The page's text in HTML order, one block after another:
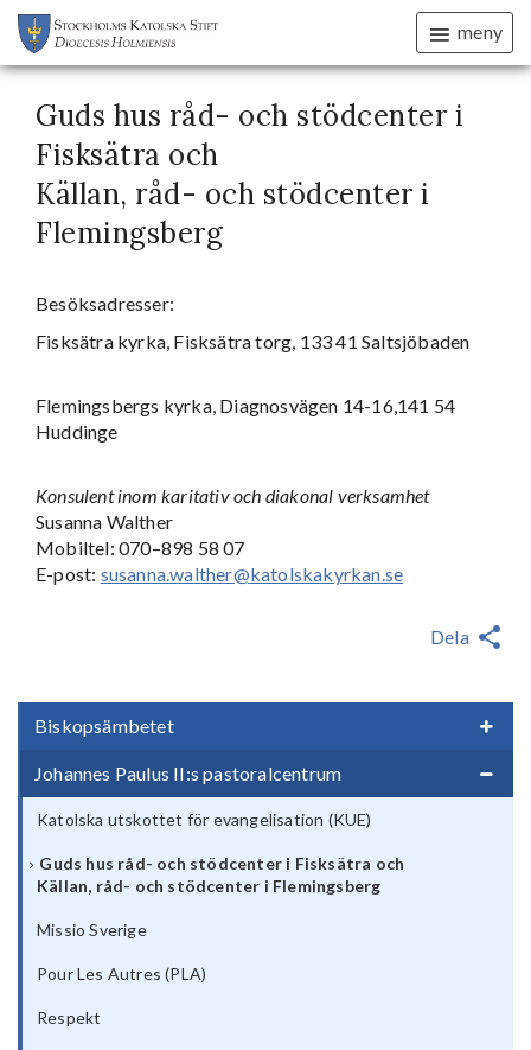
meny
Biskopsämbetet
Johannes Paulus II:s pastoralcentrum
Katolska utskottet för evangelisation (KUE)
Guds hus råd- och stödcenter i Fisksätra och
Källan, råd- och stödcenter i Flemingsberg
Missio Sverige
Pour Les Autres (PLA)
Respekt
Guds hus råd- och stödcenter i
Fisksätra och
Källan, råd- och stödcenter i
Flemingsberg
Besöksadresser:
Fisksätra kyrka, Fisksätra torg, 133 41 Saltsjöbaden
Flemingsbergs kyrka, Diagnosvägen 14-16,141 54
Huddinge
Konsulent inom karitativ och diakonal verksamhet
Susanna Walther
Mobiltel: 070–898 58 07
E-post: susanna.walther@katolskakyrkan.se
Dela